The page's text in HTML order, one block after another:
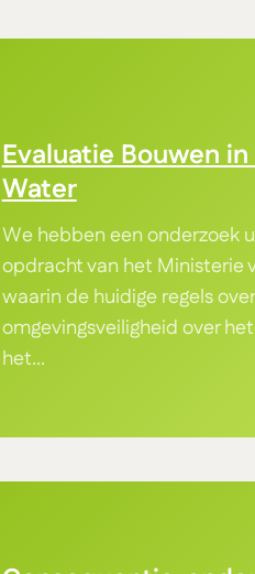
Evaluatie Bouwen
Water
We hebben een onderzoek
opdracht van het Ministerie
waarin de huidige regels over
omgevingsveiligheid over
het...